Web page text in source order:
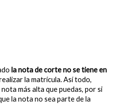
la nota de corte no se tiene en
la matrícula. Así todo,
más alta que puedas, por si
la nota no sea parte de la